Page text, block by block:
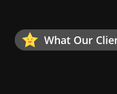
What Our